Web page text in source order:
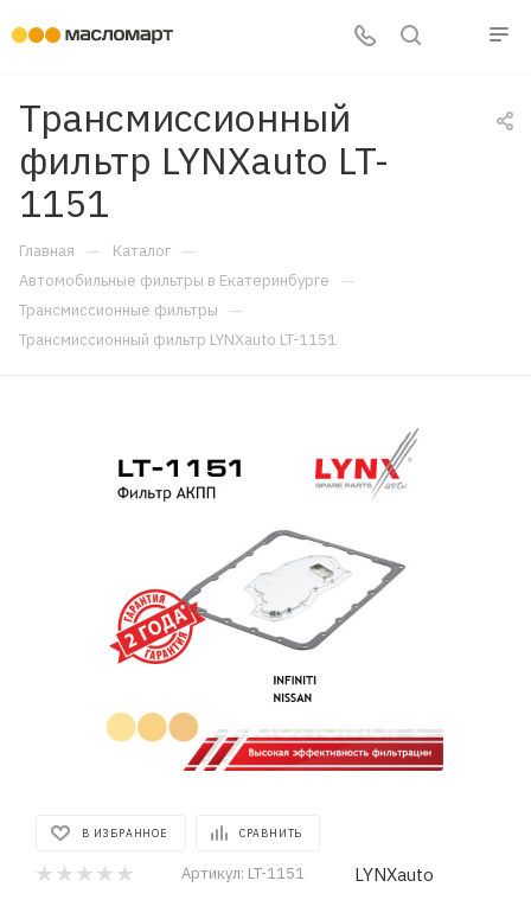
Трансмиссионный
фильтр LYNXauto LT-
1151
Главная — Каталог —
Автомобильные фильтры в Екатеринбурге —
Трансмиссионные фильтры —
Трансмиссионный фильтр LYNXauto LT-1151
В ИЗБРАННОЕ СРАВНИТЬ
Артикул: LT-1151 LYNXauto